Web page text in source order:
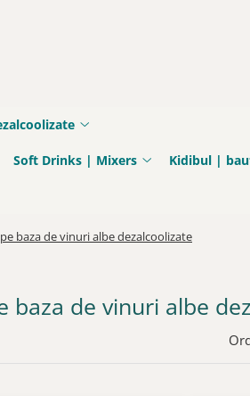
Soft Drinks | Mixers Kidibul |
baza de vinuri albe dezalcoolizate
de vinuri albe